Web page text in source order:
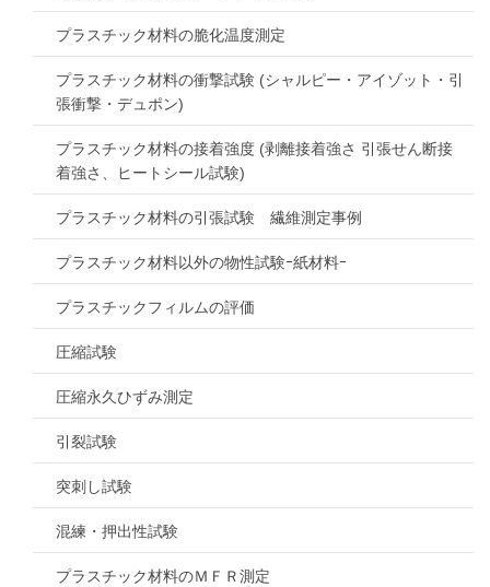
プラスチック材料の脆化温度測定
プラスチック材料の衝撃試験 (シャルピー・アイゾット・引
張衝撃・デュポン)
プラスチック材料の接着強度 (剥離接着強さ 引張せん断接
着強さ、ヒートシール試験)
プラスチック材料の引張試験 繊維測定事例
プラスチック材料以外の物性試験ｰ紙材料ｰ
プラスチックフィルムの評価
圧縮試験
圧縮永久ひずみ測定
引裂試験
突刺し試験
混練・押出性試験
プラスチック材料のＭＦＲ測定